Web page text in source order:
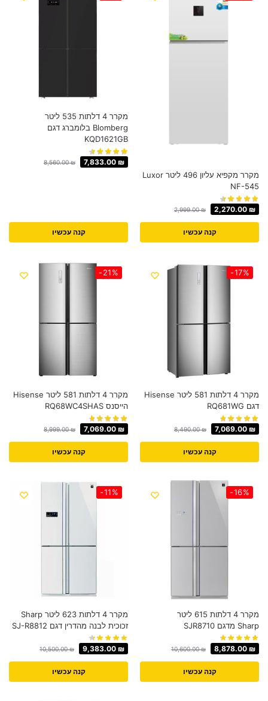
מקרר מקפיא עליון 496 ליטר Luxor
NF-545
2,999.00₪ 2,270.00 ₪
קנה עכשיו
מקרר 4 דלתות 535 ליטר
Blomberg בלומברג דגם
KQD1621GB
8,560.00₪ 7,833.00 ₪
קנה עכשיו
-17%
מקרר 4 דלתות 581 ליטר Hisense
דגם RQ681WG
8,490.00₪ 7,069.00 ₪
קנה עכשיו
-21%
מקרר 4 דלתות 581 ליטר Hisense
הייסנס RQ68WC4SHAS
8,999.00₪ 7,069.00 ₪
קנה עכשיו
-16%
מקרר 4 דלתות 615 ליטר
Sharp מדגם SJR8710
10,600.00₪ 8,878.00 ₪
קנה עכשיו
-11%
מקרר 4 דלתות 623 ‏ליטר Sharp
זכוכית לבנה מהדרין דגם SJ-R8812
10,500.00₪ 9,383.00 ₪
קנה עכשיו